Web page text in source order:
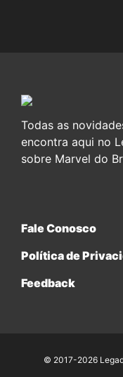
Todas as
encontra aqui no
sobre Marvel do
Fale Conosco
Política de
Feedback
© 2017-2026